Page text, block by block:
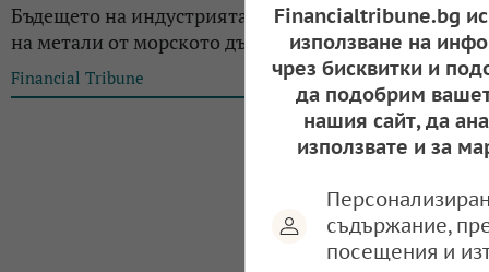
Бъдещето на индустрията: Дълбоководният добив
на метали от морското дъно
Financial Tribune 16:15, 26.04.2025
Financialtribune.bg
използване на
чрез бисквитки и
да подобрим
нашия сайт, да
използвате и за
съдържание,
посещения и